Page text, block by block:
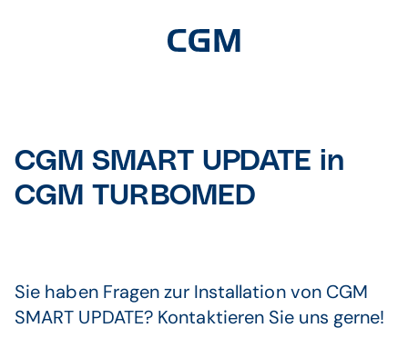
CGM SMART UPDATE in
CGM TURBOMED
Sie haben Fragen zur Installation von CGM
SMART UPDATE? Kontaktieren Sie uns gerne!